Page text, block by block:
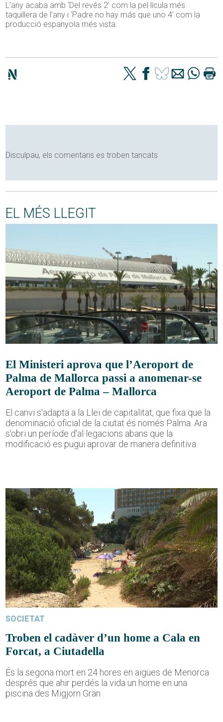
L’any acaba amb ‘Del revés 2’ com la pel·lícula més
taquillera de l’any i ‘Padre no hay más que uno 4’ com la
producció espanyola més vista.
Disculpau, els comentaris es troben tancats
EL MÉS LLEGIT
El Ministeri aprova que l’Aeroport de
Palma de Mallorca passi a anomenar-se
Aeroport de Palma – Mallorca
El canvi s'adapta a la Llei de capitalitat, que fixa que la
denominació oficial de la ciutat és només Palma. Ara
s'obri un període d'al·legacions abans que la
modificació es pugui aprovar de manera definitiva.
SOCIETAT
Troben el cadàver d’un home a Cala en
Forcat, a Ciutadella
És la segona mort en 24 hores en aigües de Menorca
després que ahir perdés la vida un home en una
piscina des Migjorn Gran